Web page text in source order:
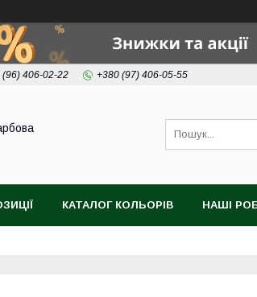
(96) 406-02-22 +380 (97) 406-05-55
КАТАЛОГ КОЛЬОРІВ НАШІ